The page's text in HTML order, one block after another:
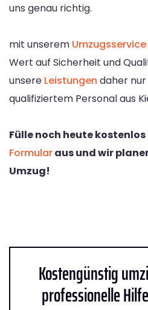
uns genau richtig.
mit unserem
Wert auf Sicherheit und
unsere Leistungen daher
qualifiziertem Personal aus
Fülle noch heute
Formularaus und wir
Umzug!
Kostengünstig
professionelle